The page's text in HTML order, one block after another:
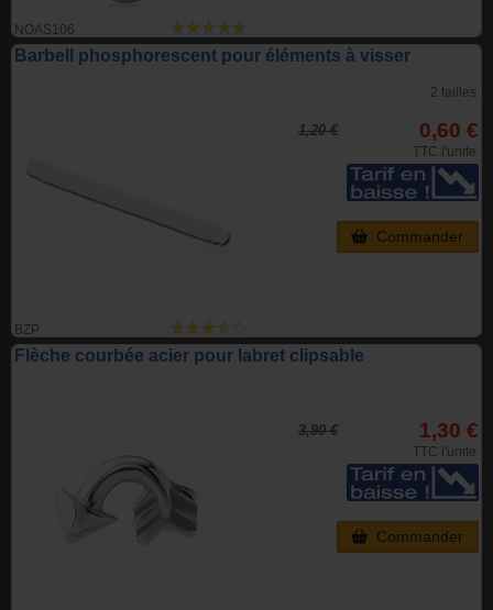
NOAS106
Barbell phosphorescent pour éléments à visser
BZP
2 tailles
1,20 € 0,60 €
TTC l'unite
Commander
Flèche courbée acier pour labret clipsable
3,90 € 1,30 €
TTC l'unite
Commander